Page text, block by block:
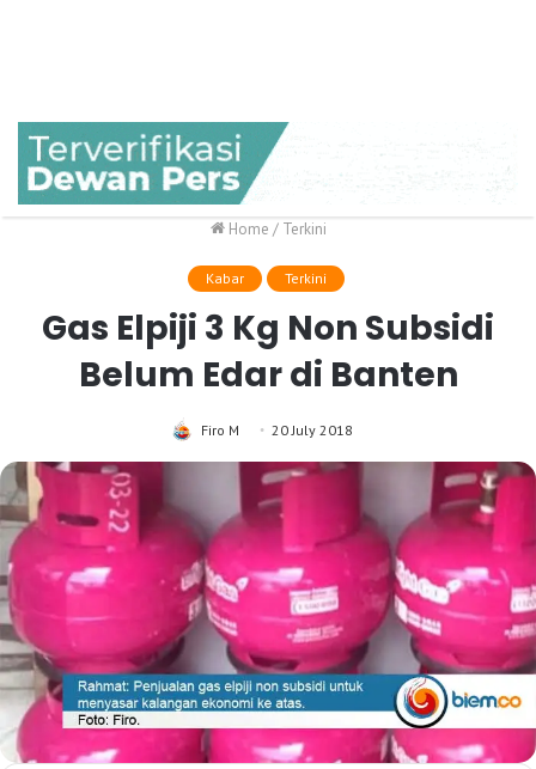
Home / Terkini
Kabar Terkini
Gas Elpiji 3 Kg Non Subsidi
Belum Edar di Banten
Firo M 20 July 2018